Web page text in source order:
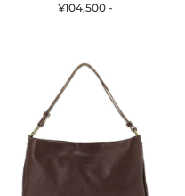
¥104,500 -